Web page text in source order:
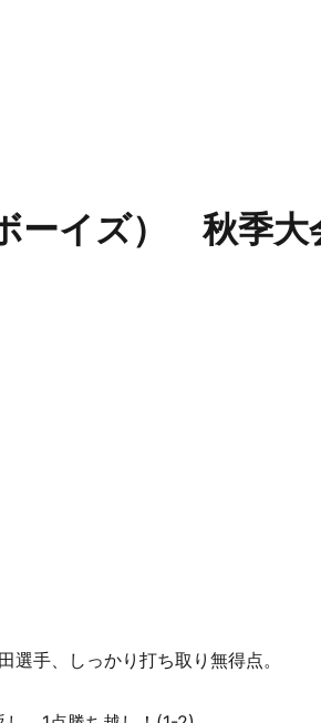
ーイズ） 秋季大
手、しっかり打ち取り無得点。